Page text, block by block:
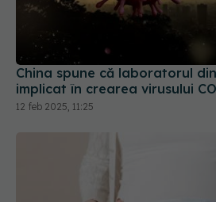
China spune că laboratorul
implicat în crearea virusului
12 feb 2025, 11:25